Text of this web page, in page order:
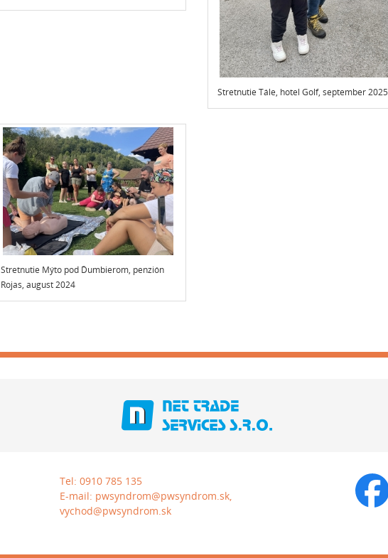
Stretnutie Tále, hotel Golf, september 2025
Stretnutie Mýto pod Ďumbierom, penzión
Rojas, august 2024
Tel: 0910 785 135
E-mail: pwsyndrom@pwsyndrom.sk,
vychod@pwsyndrom.sk